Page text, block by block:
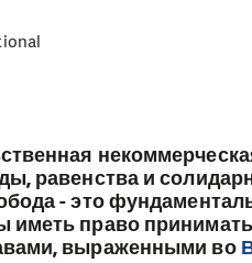
равенства и
- это
право
выраженными во